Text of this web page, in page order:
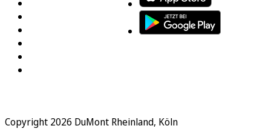
Copyright 2026 DuMont Rheinland, Köln